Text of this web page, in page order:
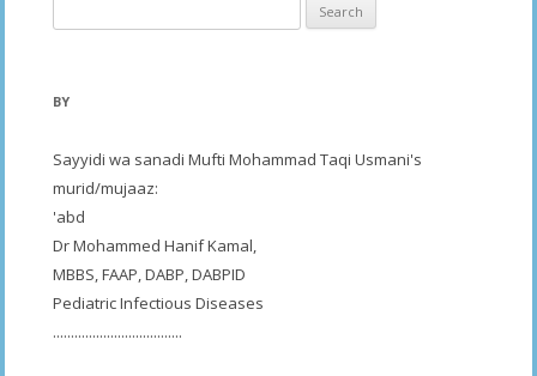
for:
BY
Sayyidi wa sanadi Mufti Mohammad Taqi Usmani's
murid/mujaaz:
'abd
Dr Mohammed Hanif Kamal,
MBBS, FAAP, DABP, DABPID
Pediatric Infectious Diseases
....................................